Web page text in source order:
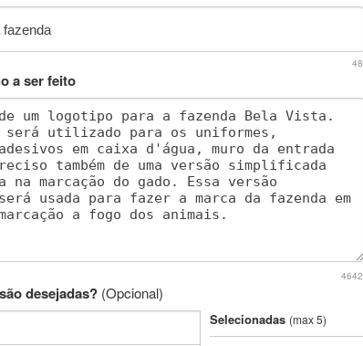
48
a ser feito
4642
desejadas? (Opcional)
Selecionadas (max 5)